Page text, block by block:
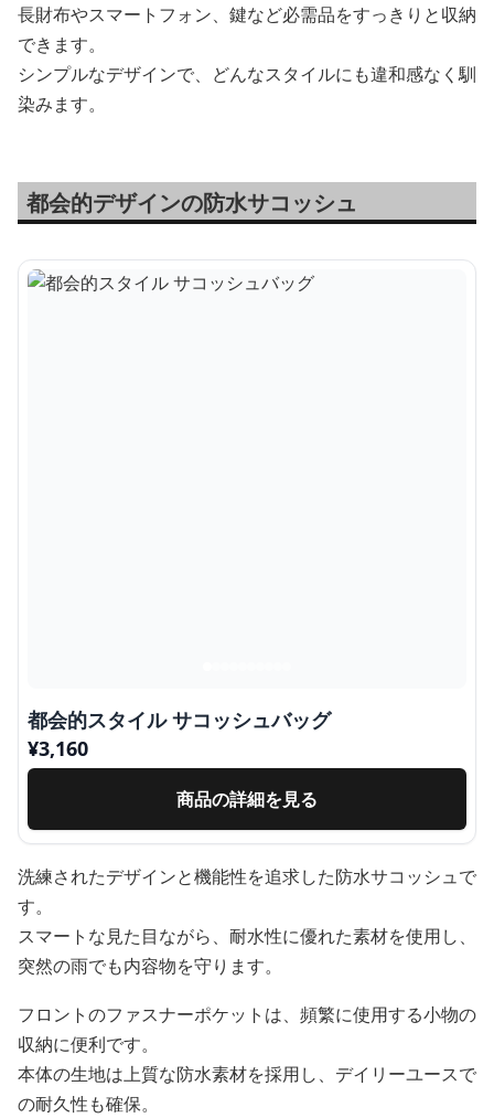
長財布やスマートフォン、鍵など必需品をすっきりと収納
できます。
シンプルなデザインで、どんなスタイルにも違和感なく馴
染みます。
都会的デザインの防水サコッシュ
都会的スタイル サコッシュバッグ
¥3,160
商品の詳細を見る
洗練されたデザインと機能性を追求した防水サコッシュで
す。
スマートな見た目ながら、耐水性に優れた素材を使用し、
突然の雨でも内容物を守ります。
フロントのファスナーポケットは、頻繁に使用する小物の
収納に便利です。
本体の生地は上質な防水素材を採用し、デイリーユースで
の耐久性も確保。